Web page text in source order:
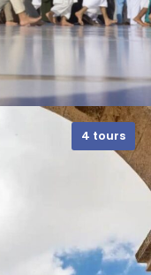
4 tours